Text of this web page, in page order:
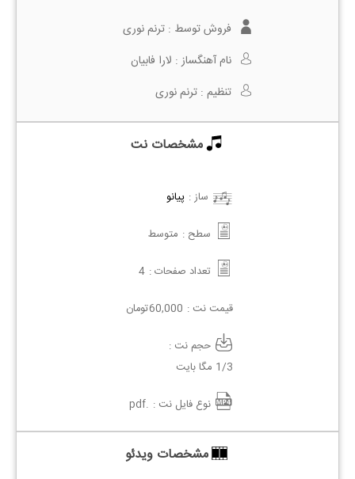
فروش توسط : ترنم نوری
نام آهنگساز : لارا فابیان
تنظیم : ترنم نوری
مشخصات نت
ساز : پیانو
سطح : متوسط
تعداد صفحات : 4
قیمت نت : 60,000تومان
حجم نت :
1/3 مگا بایت
نوع فایل نت : .pdf
مشخصات ویدئو